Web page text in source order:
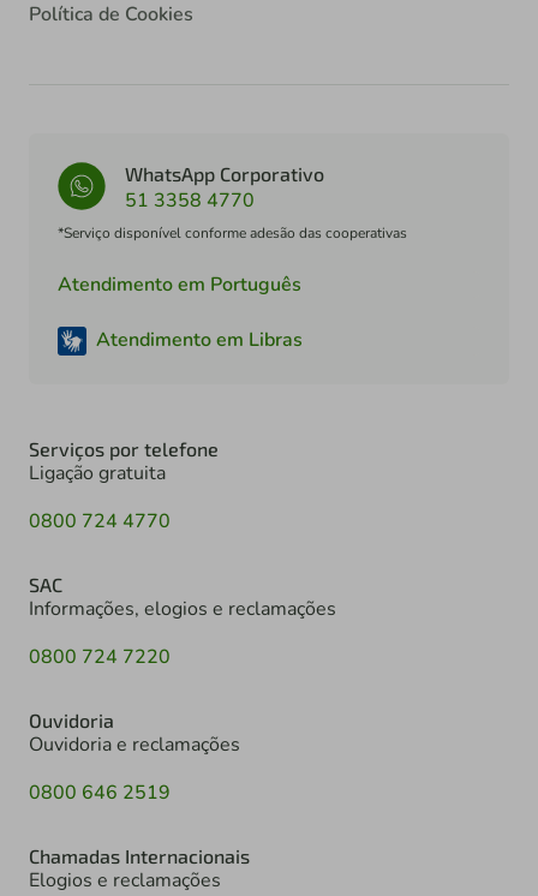
Política de Cookies
WhatsApp Corporativo
51 3358 4770
*Serviço disponível conforme adesão das cooperativas
Atendimento em Português
Atendimento em Libras
Serviços por telefone
Ligação gratuita
0800 724 4770
SAC
Informações, elogios e reclamações
0800 724 7220
Ouvidoria
Ouvidoria e reclamações
0800 646 2519
Chamadas Internacionais
Elogios e reclamações